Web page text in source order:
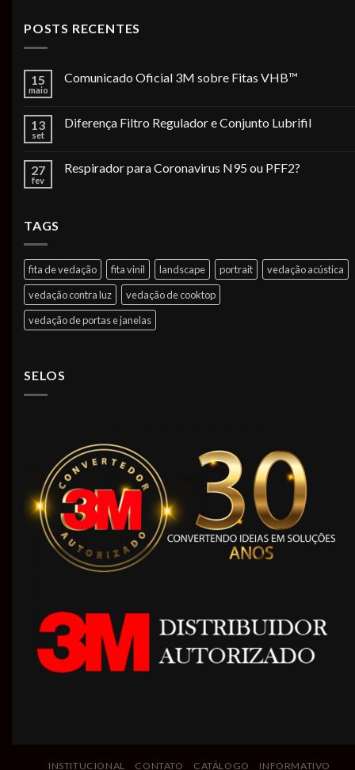
POSTS RECENTES
15
maio
Comunicado Oficial 3M sobre Fitas VHB™
13
set
Diferença Filtro Regulador e Conjunto Lubrifil
27
fev
Respirador para Coronavirus N95 ou PFF2?
TAGS
fita de vedação fita vinil landscape portrait
vedação acústica
vedação contra luz
vedação de cooktop
vedação de portas e janelas
SELOS
INSTITUCIONAL CONTATO CATÁLOGO INFORMATIVO